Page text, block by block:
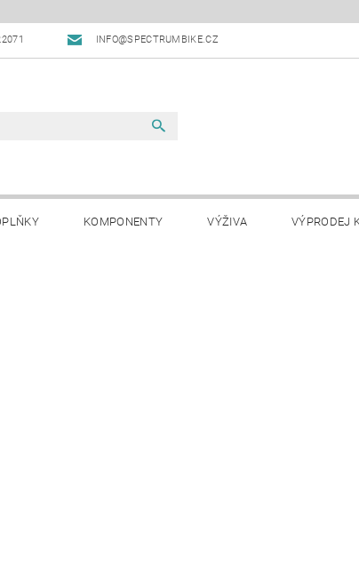
INFO@SPECTRUMBIKE.CZ
KOMPONENTY VÝŽIVA VÝPRODEJ